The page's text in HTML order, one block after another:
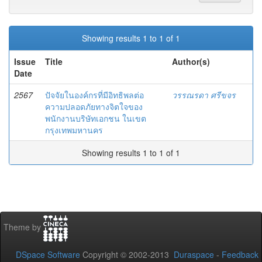
Showing results 1 to 1 of 1
Issue
Date
Title Author(s)
2567
ปัจจัยในองค์กรที่มีอิทธิพลต่อ
ความปลอดภัยทางจิตใจของ
พนักงานบริษัทเอกชน ในเขต
กรุงเทพมหานคร
วรรณรดา ศรีขจร
Showing results 1 to 1 of 1
Theme by
DSpace Software Copyright © 2002-2013 Duraspace - Feedback